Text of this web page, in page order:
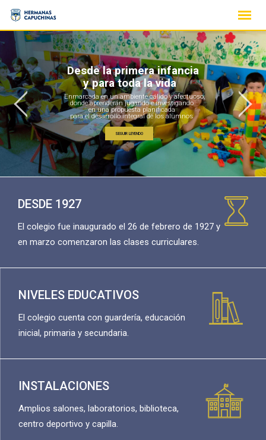
Skip
content
SEGUIR LEYENDO
Enmarcada en un ambiente cálido y afectuoso,
donde aprenderán jugando e investigando
en una propuesta planificada
para el desarrollo integral de los alumnos
Desde la primera infancia
y para toda la vida
DESDE 1927
El colegio fue inaugurado el 26 de febrero de 1927 y
en marzo comenzaron las clases curriculares.
NIVELES EDUCATIVOS
El colegio cuenta con guardería, educación
inicial, primaria y secundaria.
INSTALACIONES
Amplios salones, laboratorios, biblioteca,
centro deportivo y capilla.